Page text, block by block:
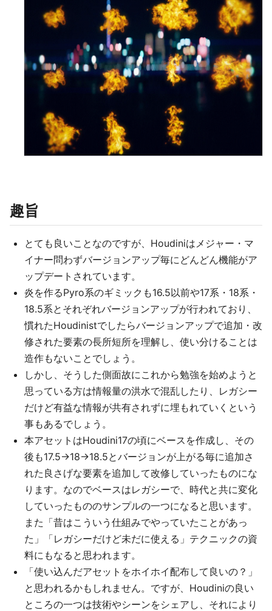
趣旨
とても良いことなのですが、Houdiniはメジャー・マ
イナー問わずバージョンアップ毎にどんどん機能がア
ップデートされています。
炎を作るPyro系のギミックも16.5以前や17系・18系・
18.5系とそれぞれバージョンアップが行われており、
慣れたHoudinistでしたらバージョンアップで追加・改
修された要素の長所短所を理解し、使い分けることは
造作もないことでしょう。
しかし、そうした側面故にこれから勉強を始めようと
思っている方は情報量の洪水で混乱したり、レガシー
だけど有益な情報が共有されずに埋もれていくという
事もあるでしょう。
本アセットはHoudini17の頃にベースを作成し、その
後も17.5→18→18.5とバージョンが上がる毎に追加さ
れた良さげな要素を追加して改修していったものにな
ります。なのでベースはレガシーで、時代と共に変化
していったもののサンプルの一つになると思います。
また「昔はこういう仕組みでやっていたことがあっ
た」「レガシーだけど未だに使える」テクニックの資
料にもなると思われます。
「使い込んだアセットをホイホイ配布して良いの？」
と思われるかもしれません。ですが、Houdiniの良い
ところの一つは技術やシーンをシェアし、それにより